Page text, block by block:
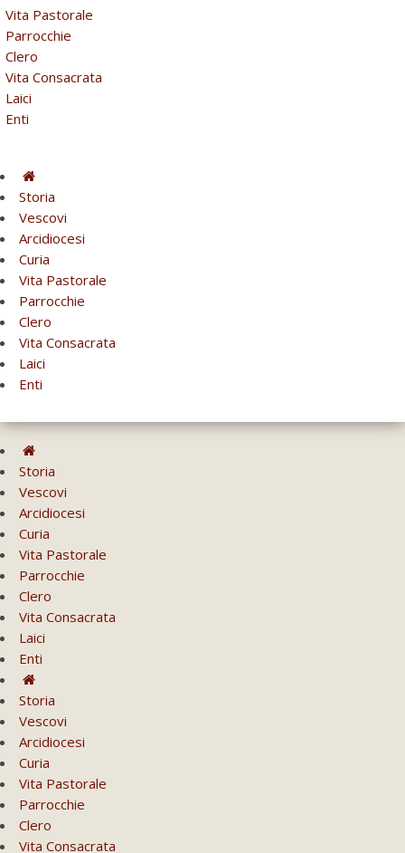
Vita Pastorale
Parrocchie
Clero
Vita Consacrata
Laici
Enti
Storia
Vescovi
Arcidiocesi
Curia
Vita Pastorale
Parrocchie
Clero
Vita Consacrata
Laici
Enti
Storia
Vescovi
Arcidiocesi
Curia
Vita Pastorale
Parrocchie
Clero
Vita Consacrata
Laici
Enti
Storia
Vescovi
Arcidiocesi
Curia
Vita Pastorale
Parrocchie
Clero
Vita Consacrata